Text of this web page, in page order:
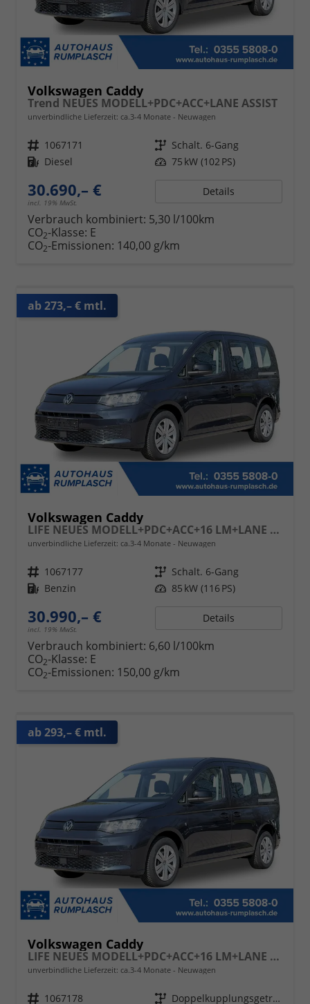
Volkswagen Caddy
Trend NEUES MODELL+PDC+ACC+LANE ASSIST
unverbindliche Lieferzeit: ca.3-4 Monate Neuwagen
Fahrzeugnr. 1067171 Getriebe Schalt. 6-Gang
Kraftstoff Diesel Leistung 75 kW (102 PS)
30.690,– €
incl. 19% MwSt.
Details
Verbrauch kombiniert: 5,30 l/100km
CO2-Klasse: E
CO2-Emissionen: 140,00 g/km
ab 273,– € mtl.
Volkswagen Caddy
LIFE NEUES MODELL+PDC+ACC+16 LM+LANE ASSIST
unverbindliche Lieferzeit: ca.3-4 Monate Neuwagen
Fahrzeugnr. 1067177 Getriebe Schalt. 6-Gang
Kraftstoff Benzin Leistung 85 kW (116 PS)
30.990,– €
incl. 19% MwSt.
Details
Verbrauch kombiniert: 6,60 l/100km
CO2-Klasse: E
CO2-Emissionen: 150,00 g/km
ab 293,– € mtl.
Volkswagen Caddy
LIFE NEUES MODELL+PDC+ACC+16 LM+LANE ASSIST
unverbindliche Lieferzeit: ca.3-4 Monate Neuwagen
Fahrzeugnr. 1067178 Getriebe Doppelkupplungsgetriebe (DSG)